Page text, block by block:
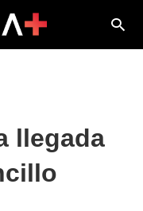
llegada